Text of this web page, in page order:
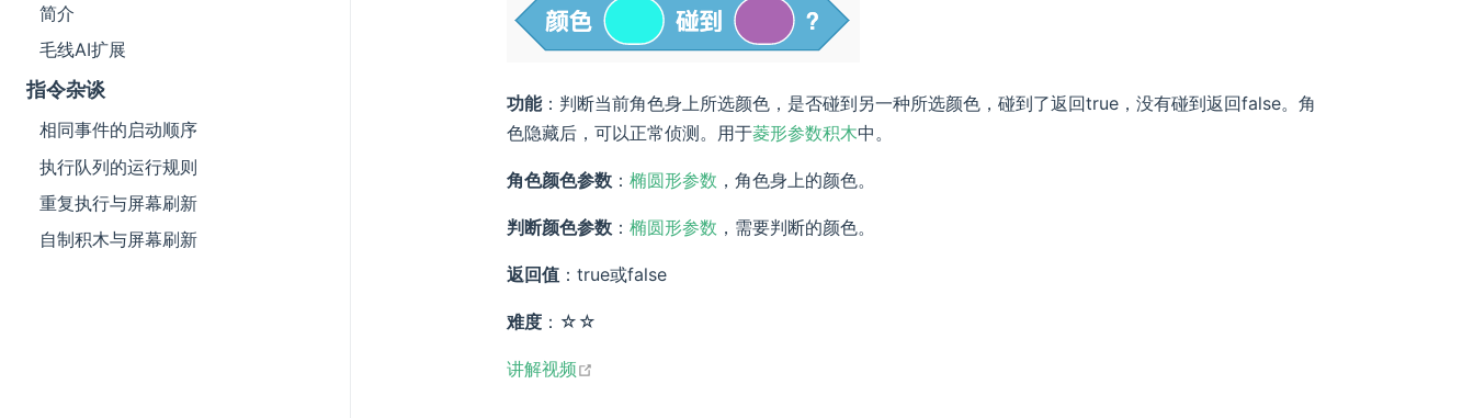
简介
毛线AI扩展
指令杂谈
相同事件的启动顺序
执行队列的运行规则
重复执行与屏幕刷新
自制积木与屏幕刷新
功能：判断当前角色身上所选颜色，是否碰到另一种所选颜色，碰到了返回true，没有碰到返回false。角
色隐藏后，可以正常侦测。用于菱形参数积木中。
角色颜色参数 ： 椭圆形参数 ，角色身上的颜色。
判断颜色参数 ： 椭圆形参数 ，需要判断的颜色。
返回值 ：true或false
难度 ：☆☆
讲解视频